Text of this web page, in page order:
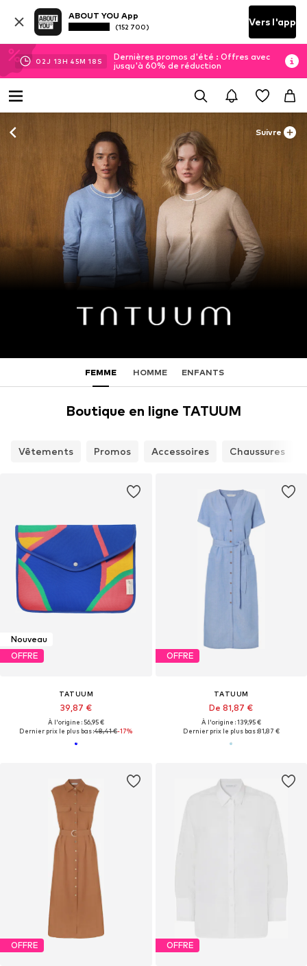
ABOUT YOU App
(152 700) Vers l'app
02J 13H 45M 17 S
Dernières promos d'été : Offres avec
jusqu'à 60% de réduction
Suivre
FEMME HOMME ENFANTS
Boutique en ligne TATUUM
Vêtements Promos Accessoires Chaussures
Nouveau
OFFRE
TATUUM
39,87 €
À l'origine : 56,95 €
Dernier prix le plus bas :48,41 €-17%
OFFRE
TATUUM
De 81,87 €
À l'origine : 139,95 €
Dernier prix le plus bas :81,87 €
OFFRE OFFRE